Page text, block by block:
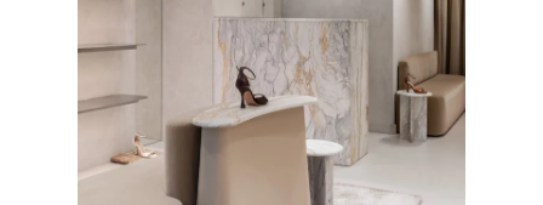
Fotografía de
Fotografía de Interiores
Vivienda
Hoteles /
Fotografía Residencial
Fotografía Fase de
VIDEO
DRON
PERSONAL
PUBLICACIONES